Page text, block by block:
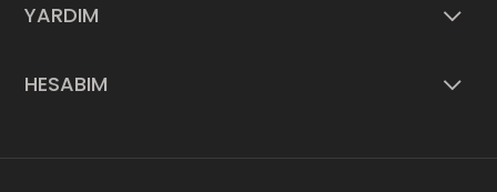
YARDIM
HESABIM